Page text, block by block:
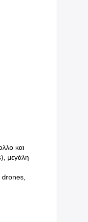
και
μεγάλη
drones,